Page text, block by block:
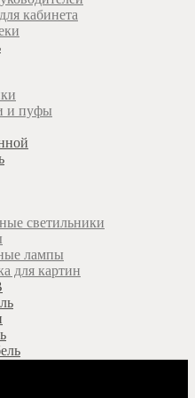
кабинета
и пуфы
светильники
лампы
для картин